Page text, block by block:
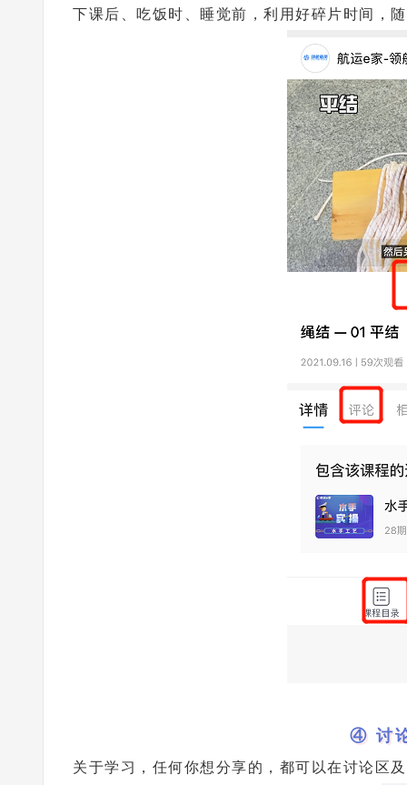
下课后、吃饭时、睡觉前，利用好碎片时间，
④ 讨
关于学习，任何你想分享的，都可以在讨论区